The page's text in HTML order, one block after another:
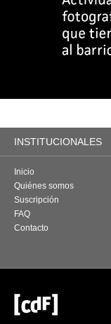
INSTITUCIONALES
Inicio
Quiénes somos
Suscripción
FAQ
Contacto